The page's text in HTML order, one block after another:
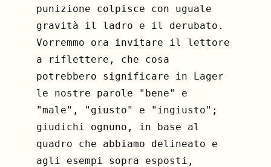
punizione colpisce con uguale
gravità il ladro e il derubato.
Vorremmo ora invitare il lettore
a riflettere, che cosa
potrebbero significare in Lager
le nostre parole "bene" e
"male", "giusto" e "ingiusto";
giudichi ognuno, in base al
quadro che abbiamo delineato e
agli esempi sopra esposti,